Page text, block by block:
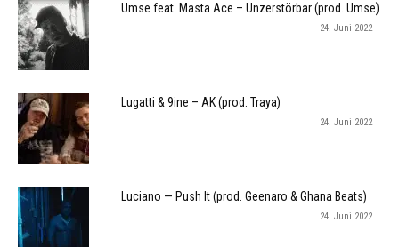
Umse feat. Masta Ace – Unzerstörbar (prod. Umse)
24. Juni 2022
Lugatti & 9ine – AK (prod. Traya)
24. Juni 2022
Luciano — Push It (prod. Geenaro & Ghana Beats)
24. Juni 2022